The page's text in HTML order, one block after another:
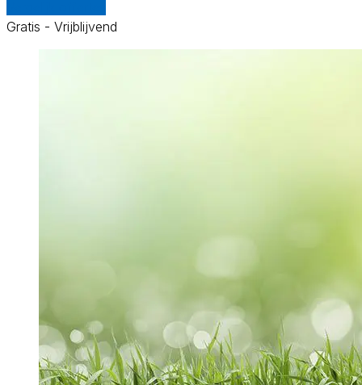
Gratis - Vrijblijvend